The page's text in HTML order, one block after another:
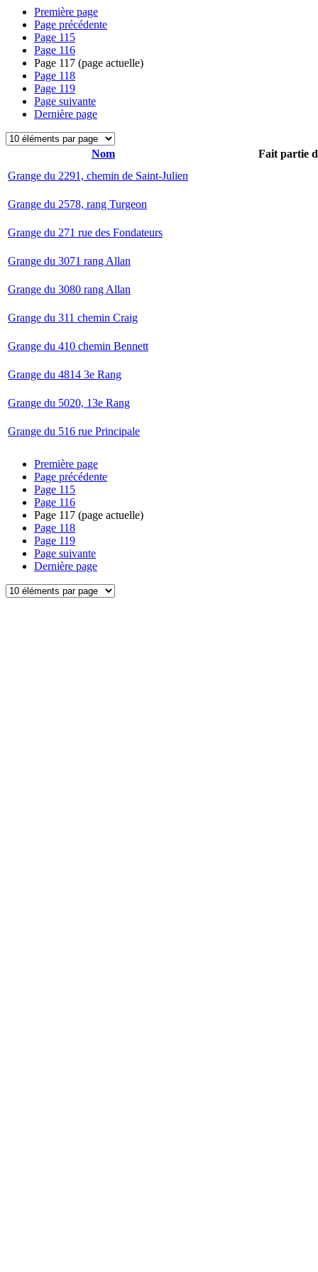
Première page
Page précédente
Page 115
Page 116
Page 117 (page actuelle)
Page 118
Page 119
Page suivante
Dernière page
Nom
Fait partie
Grange du 2291, chemin de Saint-Julien
Grange du 2578, rang Turgeon
Grange du 271 rue des Fondateurs
Grange du 3071 rang Allan
Grange du 3080 rang Allan
Grange du 311 chemin Craig
Grange du 410 chemin Bennett
Grange du 4814 3e Rang
Grange du 5020, 13e Rang
Grange du 516 rue Principale
Première page
Page précédente
Page 115
Page 116
Page 117 (page actuelle)
Page 118
Page 119
Page suivante
Dernière page